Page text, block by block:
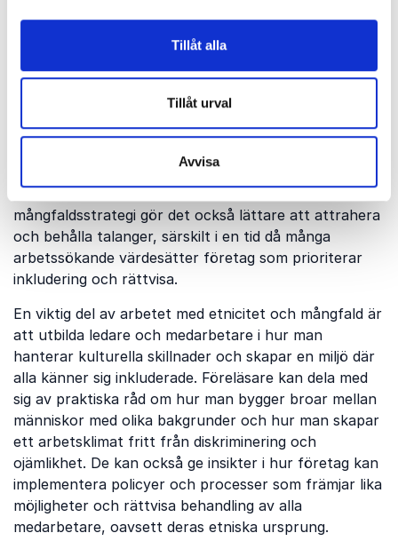
Tillåt alla
Tillåt urval
Avvisa
Mångfald på arbetsplatsen är en källa till styrka.
Föreläsare inom etnicitet kan visa hur företag kan dra
problem på nya sätt och utveckla mer innovativa
produkter och tjänster. Genom att uppmuntra olika
behoven hos en global marknad och skapa en
bredare förståelse för sina kunder. En stark
mångfaldsstrategi gör det också lättare att attrahera
och behålla talanger, särskilt i en tid då många
arbetssökande värdesätter företag som prioriterar
inkludering och rättvisa.
En viktig del av arbetet med etnicitet och mångfald är
att utbilda ledare och medarbetare i hur man
hanterar kulturella skillnader och skapar en miljö där
alla känner sig inkluderade. Föreläsare kan dela med
sig av praktiska råd om hur man bygger broar mellan
människor med olika bakgrunder och hur man skapar
ett arbetsklimat fritt från diskriminering och
ojämlikhet. De kan också ge insikter i hur företag kan
implementera policyer och processer som främjar lika
möjligheter och rättvisa behandling av alla
medarbetare, oavsett deras etniska ursprung.